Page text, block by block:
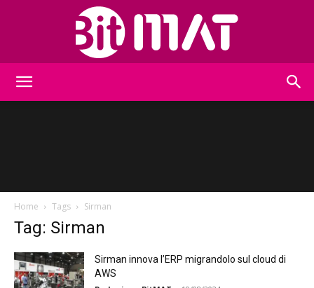
Home Tags Sirman
Tag: Sirman
Sirman innova l’ERP migrandolo sul cloud di
AWS